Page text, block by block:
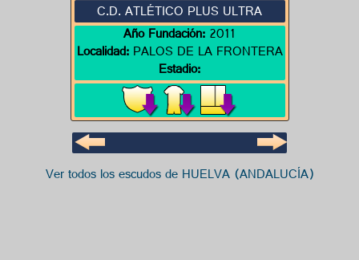
C.D. ATLÉTICO PLUS ULTRA
Año Fundación:2011
Localidad:PALOS DE LA FRONTERA
Estadio:
Ver todos los escudos de HUELVA (ANDALUCÍA)